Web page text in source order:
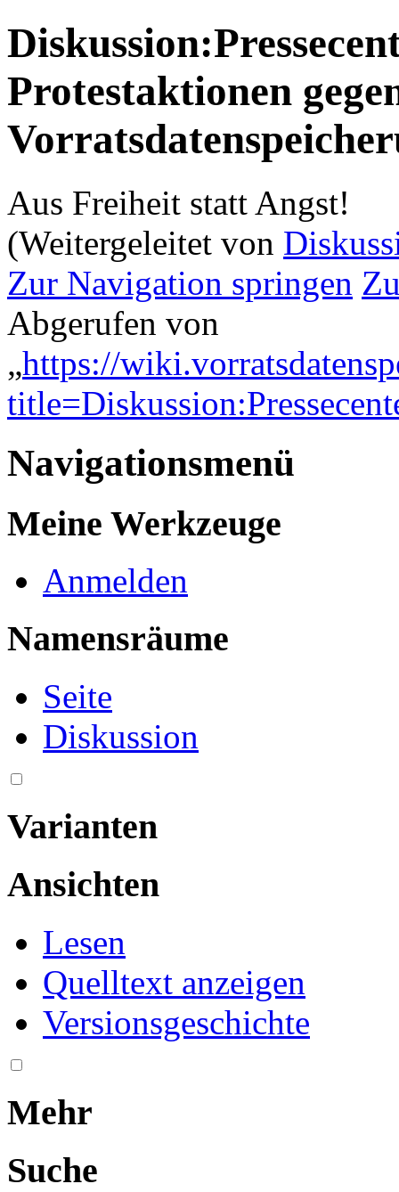
Protestaktionen
Aus Freiheit statt Angst!
(Weitergeleitet von
Zur Navigation springen
Abgerufen von
„https://
Navigationsmenü
Meine Werkzeuge
Anmelden
Namensräume
Seite
Diskussion
Varianten
Ansichten
Lesen
Quelltext anzeigen
Versionsgeschichte
Mehr
Suche